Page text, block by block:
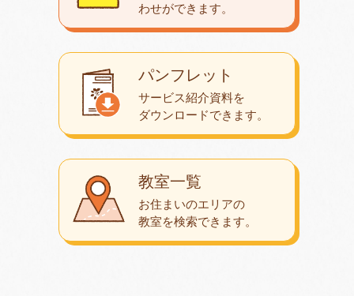
教室一覧
お住まいのエリアの
教室を検索できます。
パンフレット
サービス紹介資料を
ダウンロードできます。
わせができます。